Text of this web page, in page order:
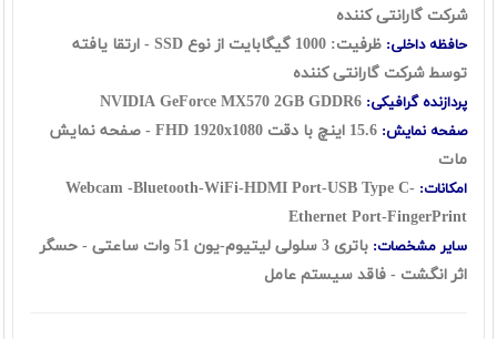
شرکت گارانتی کننده
حافظه داخلی:
ظرفیت: 1000 گیگابایت از نوع SSD - ارتقا یافته
توسط شرکت گارانتی کننده
پردازنده گرافیکی:
صفحه نمایش:
15.6 اینچ با دقت FHD 1920x1080 - صفحه نمایش
مات
امکانات: Webcam -Bluetooth-WiFi-HDMI Port-USB Type C-
Ethernet Port-FingerPrint
سایر مشخصات:
باتری 3 سلولی لیتیوم-یون 51 وات ساعتی - حسگر
اثر انگشت - فاقد سیستم عامل